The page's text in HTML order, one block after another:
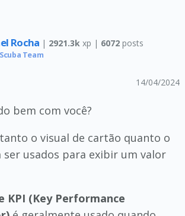
Rocha | 2921.3k xp | 6072 posts
Team
14/04/2024
bem com você?
o visual de cartão quanto o
ser usados para exibir um valor
KPI (Key Performance